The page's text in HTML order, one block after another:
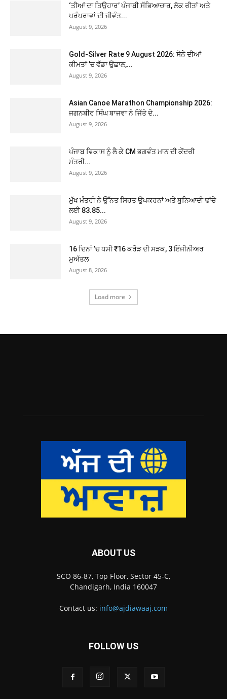
‘ਤੀਆਂ ਦਾ ਤਿਉਹਾਰ’ ਪੰਜਾਬੀ ਸੱਭਿਆਚਾਰ, ਲੋਕ ਰੀਤਾਂ ਅਤੇ
ਪਰੰਪਰਾਵਾਂ ਦੀ ਜੀਵੰਤ...
August 9, 2026
Gold-Silver Rate 9 August 2026: ਸੋਨੇ ਦੀਆਂ
ਕੀਮਤਾਂ ’ਚ ਵੱਡਾ ਉਛਾਲ,...
August 9, 2026
Asian Canoe Marathon Championship 2026:
ਜਗਨਬੀਰ ਸਿੰਘ ਬਾਜਵਾ ਨੇ ਜਿੱਤੇ ਦੋ...
August 9, 2026
ਪੰਜਾਬ ਵਿਕਾਸ ਨੂੰ ਲੈ ਕੇ CM ਭਗਵੰਤ ਮਾਨ ਦੀ ਕੇਂਦਰੀ
ਮੰਤਰੀ...
August 9, 2026
ਮੁੱਖ ਮੰਤਰੀ ਨੇ ਉੱਨਤ ਸਿਹਤ ਉਪਕਰਨਾਂ ਅਤੇ ਬੁਨਿਆਦੀ ਢਾਂਚੇ
ਲਈ 83.85...
August 9, 2026
16 ਦਿਨਾਂ ’ਚ ਧਸੀ ₹16 ਕਰੋੜ ਦੀ ਸੜਕ, 3 ਇੰਜੀਨੀਅਰ
ਮੁਅੱਤਲ
August 8, 2026
Load more
ABOUT US
SCO 86-87, Top Floor, Sector 45-C,
Chandigarh, India 160047
Contact us: info@ajdiawaaj.com
FOLLOW US